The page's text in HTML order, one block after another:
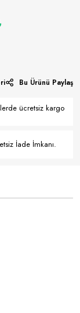
Bu Ürünü Paylaş
ücretsiz kargo
İade İmkanı.